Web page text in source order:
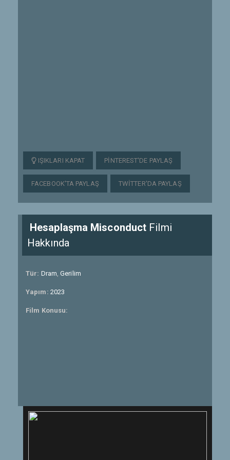
IŞIKLARI KAPAT PINTEREST'DE PAYLAŞ
FACEBOOK'TA PAYLAŞ TWITTER'DA PAYLAŞ
Hesaplaşma Misconduct Filmi
Hakkında
Tür: Dram,Gerilim
Yapım: 2023
Film Konusu: